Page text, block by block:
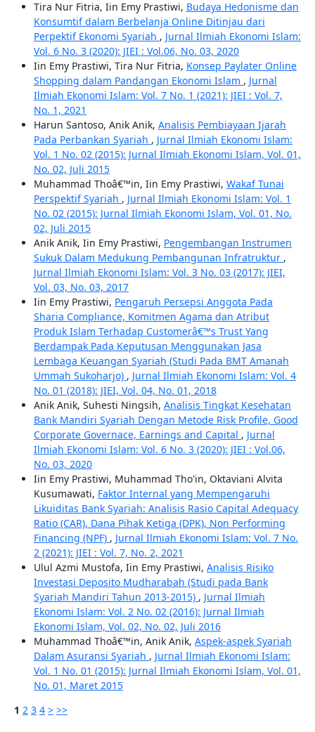
Tira Nur Fitria, Iin Emy Prastiwi, Budaya Hedonisme dan
Konsumtif dalam Berbelanja Online Ditinjau dari
Perpektif Ekonomi Syariah , Jurnal Ilmiah Ekonomi Islam:
Vol. 6 No. 3 (2020): JIEI : Vol.06, No. 03, 2020
Iin Emy Prastiwi, Tira Nur Fitria, Konsep Paylater Online
Shopping dalam Pandangan Ekonomi Islam , Jurnal
Ilmiah Ekonomi Islam: Vol. 7 No. 1 (2021): JIEI : Vol. 7,
No. 1, 2021
Harun Santoso, Anik Anik, Analisis Pembiayaan Ijarah
Pada Perbankan Syariah , Jurnal Ilmiah Ekonomi Islam:
Vol. 1 No. 02 (2015): Jurnal Ilmiah Ekonomi Islam, Vol. 01,
No. 02, Juli 2015
Muhammad Thoâ€™in, Iin Emy Prastiwi, Wakaf Tunai
Perspektif Syariah , Jurnal Ilmiah Ekonomi Islam: Vol. 1
No. 02 (2015): Jurnal Ilmiah Ekonomi Islam, Vol. 01, No.
02, Juli 2015
Anik Anik, Iin Emy Prastiwi, Pengembangan Instrumen
Sukuk Dalam Medukung Pembangunan Infratruktur ,
Jurnal Ilmiah Ekonomi Islam: Vol. 3 No. 03 (2017): JIEI,
Vol. 03, No. 03, 2017
Iin Emy Prastiwi, Pengaruh Persepsi Anggota Pada
Sharia Compliance, Komitmen Agama dan Atribut
Produk Islam Terhadap Customerâ€™s Trust Yang
Berdampak Pada Keputusan Menggunakan Jasa
Lembaga Keuangan Syariah (Studi Pada BMT Amanah
Ummah Sukoharjo) , Jurnal Ilmiah Ekonomi Islam: Vol. 4
No. 01 (2018): JIEI, Vol. 04, No. 01, 2018
Anik Anik, Suhesti Ningsih, Analisis Tingkat Kesehatan
Bank Mandiri Syariah Dengan Metode Risk Profile, Good
Corporate Governace, Earnings and Capital , Jurnal
Ilmiah Ekonomi Islam: Vol. 6 No. 3 (2020): JIEI : Vol.06,
No. 03, 2020
Iin Emy Prastiwi, Muhammad Tho'in, Oktaviani Alvita
Kusumawati, Faktor Internal yang Mempengaruhi
Likuiditas Bank Syariah: Analisis Rasio Capital Adequacy
Ratio (CAR), Dana Pihak Ketiga (DPK), Non Performing
Financing (NPF) , Jurnal Ilmiah Ekonomi Islam: Vol. 7 No.
2 (2021): JIEI : Vol. 7, No. 2, 2021
Ulul Azmi Mustofa, Iin Emy Prastiwi, Analisis Risiko
Investasi Deposito Mudharabah (Studi pada Bank
Syariah Mandiri Tahun 2013-2015) , Jurnal Ilmiah
Ekonomi Islam: Vol. 2 No. 02 (2016): Jurnal Ilmiah
Ekonomi Islam, Vol. 02, No. 02, Juli 2016
Muhammad Thoâ€™in, Anik Anik, Aspek-aspek Syariah
Dalam Asuransi Syariah , Jurnal Ilmiah Ekonomi Islam:
Vol. 1 No. 01 (2015): Jurnal Ilmiah Ekonomi Islam, Vol. 01,
No. 01, Maret 2015
1 2 3 4 > >>